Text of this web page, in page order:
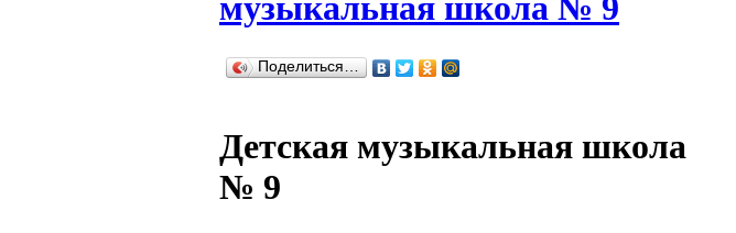
музыкальная школа № 9
Поделиться…
Детская музыкальная школа
№ 9